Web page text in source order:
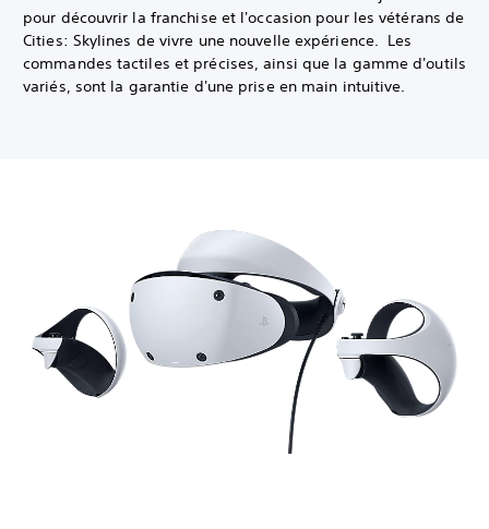
pour découvrir la franchise et l'occasion pour les vétérans de
Cities: Skylines de vivre une nouvelle expérience. Les
commandes tactiles et précises, ainsi que la gamme d'outils
variés, sont la garantie d'une prise en main intuitive.